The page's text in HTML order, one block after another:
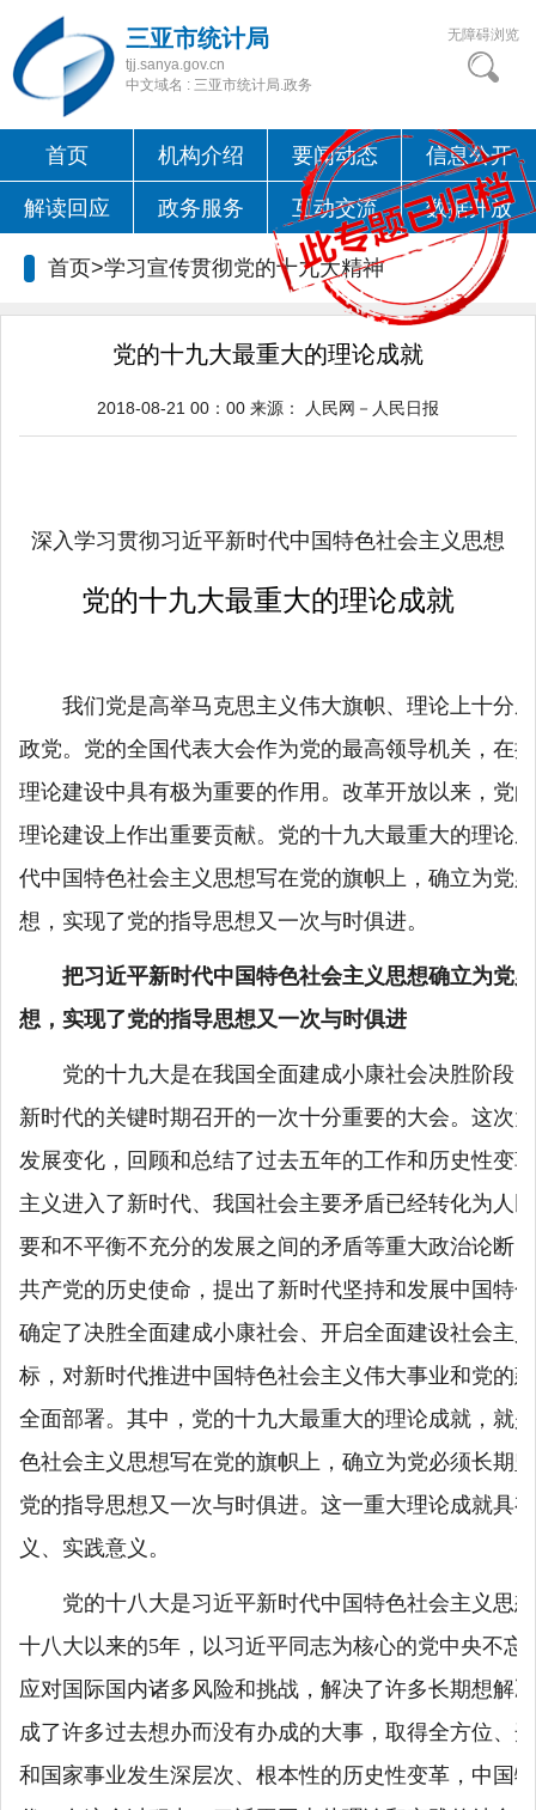
三亚市统计局
tjj.sanya.gov.cn
中文域名 : 三亚市统计局.政务
无障碍浏览
首页 机构介绍 要闻动态 信息公开
解读回应 政务服务 互动交流 数据开放
首页>学习宣传贯彻党的十九大精神
党的十九大最重大的理论成就
2018-08-21 00：00 来源： 人民网－人民日报
深入学习贯彻习近平新时代中国特色社会主义思想
党的十九大最重大的理论成就
我们党是高举马克思主义伟大旗帜、理论上十分
政党。党的全国代表大会作为党的最高领导机关，在
理论建设中具有极为重要的作用。改革开放以来，党
理论建设上作出重要贡献。党的十九大最重大的理论
代中国特色社会主义思想写在党的旗帜上，确立为党
想，实现了党的指导思想又一次与时俱进。
把习近平新时代中国特色社会主义思想确立为党
想，实现了党的指导思想又一次与时俱进
党的十九大是在我国全面建成小康社会决胜阶段
新时代的关键时期召开的一次十分重要的大会。这次
发展变化，回顾和总结了过去五年的工作和历史性变
主义进入了新时代、我国社会主要矛盾已经转化为人
要和不平衡不充分的发展之间的矛盾等重大政治论断
共产党的历史使命，提出了新时代坚持和发展中国特
确定了决胜全面建成小康社会、开启全面建设社会主
标，对新时代推进中国特色社会主义伟大事业和党的
全面部署。其中，党的十九大最重大的理论成就，就
色社会主义思想写在党的旗帜上，确立为党必须长期
党的指导思想又一次与时俱进。这一重大理论成就具
义、实践意义。
党的十八大是习近平新时代中国特色社会主义思
十八大以来的5年，以习近平同志为核心的党中央不忘
应对国际国内诸多风险和挑战，解决了许多长期想解
成了许多过去想办而没有办成的大事，取得全方位、
和国家事业发生深层次、根本性的历史性变革，中国